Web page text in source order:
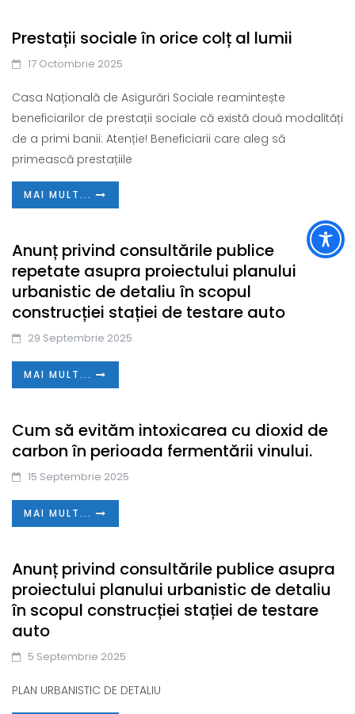
Prestații sociale în orice colț al lumii
17 Octombrie 2025
Casa Națională de Asigurări Sociale reamintește
beneficiarilor de prestații sociale că există două modalități
de a primi banii: Atenție! Beneficiarii care aleg să
primească prestațiile
MAI MULT...
Anunț privind consultările publice
repetate asupra proiectului planului
urbanistic de detaliu în scopul
construcției stației de testare auto
29 Septembrie 2025
MAI MULT...
Cum să evităm intoxicarea cu dioxid de
carbon în perioada fermentării vinului.
15 Septembrie 2025
MAI MULT...
Anunț privind consultările publice asupra
proiectului planului urbanistic de detaliu
în scopul construcției stației de testare
auto
5 Septembrie 2025
PLAN URBANISTIC DE DETALIU